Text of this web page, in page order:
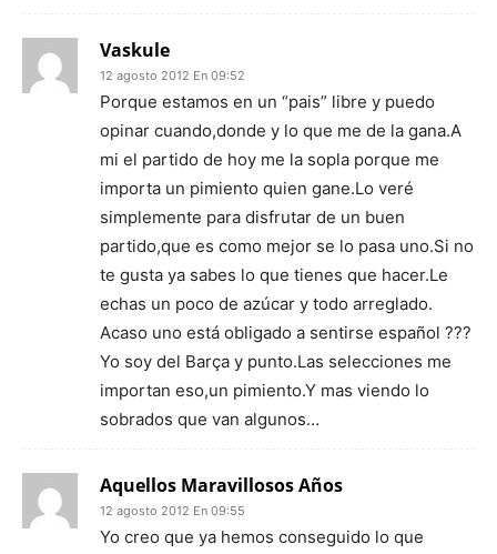
Vaskule
12 agosto 2012 En 09:52
Porque estamos en un “pais” libre y puedo
opinar cuando,donde y lo que me de la gana.A
mi el partido de hoy me la sopla porque me
importa un pimiento quien gane.Lo veré
simplemente para disfrutar de un buen
partido,que es como mejor se lo pasa uno.Si no
te gusta ya sabes lo que tienes que hacer.Le
echas un poco de azúcar y todo arreglado.
Acaso uno está obligado a sentirse español ???
Yo soy del Barça y punto.Las selecciones me
importan eso,un pimiento.Y mas viendo lo
sobrados que van algunos…
Aquellos Maravillosos Años
12 agosto 2012 En 09:55
Yo creo que ya hemos conseguido lo que